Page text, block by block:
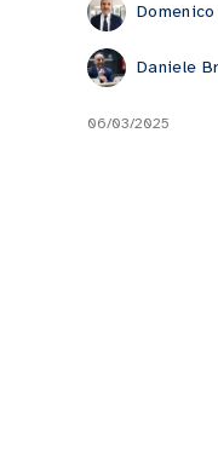
Daniele
06/03/2025